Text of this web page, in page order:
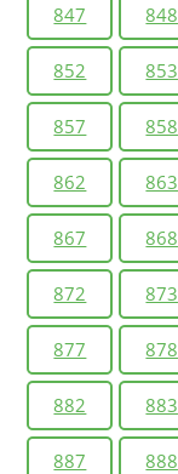
847 848
852 853
857 858
862 863
867 868
872 873
877 878
882 883
887 888